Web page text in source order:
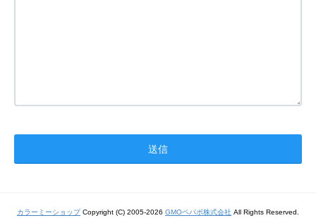
カラーミーショップCopyright (C) 2005-2026 GMOペパボ株式会社 All Rights Reserved.